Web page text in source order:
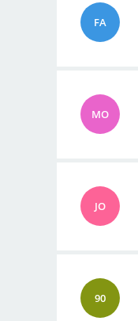
FA
MO
JO
90